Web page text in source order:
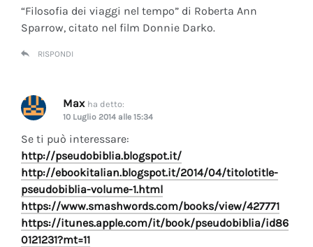
“Filosofia dei viaggi nel tempo” di Roberta Ann
Sparrow, citato nel film Donnie Darko.
RISPONDI
Max ha detto:
10 Luglio 2014 alle 15:34
Se ti può interessare:
http://pseudobiblia.blogspot.it/
http://ebookitalian.blogspot.it/2014/04/titolotitle-
pseudobiblia-volume-1.html
https://www.smashwords.com/books/view/427771
https://itunes.apple.com/it/book/pseudobiblia/id86
0121231?mt=11